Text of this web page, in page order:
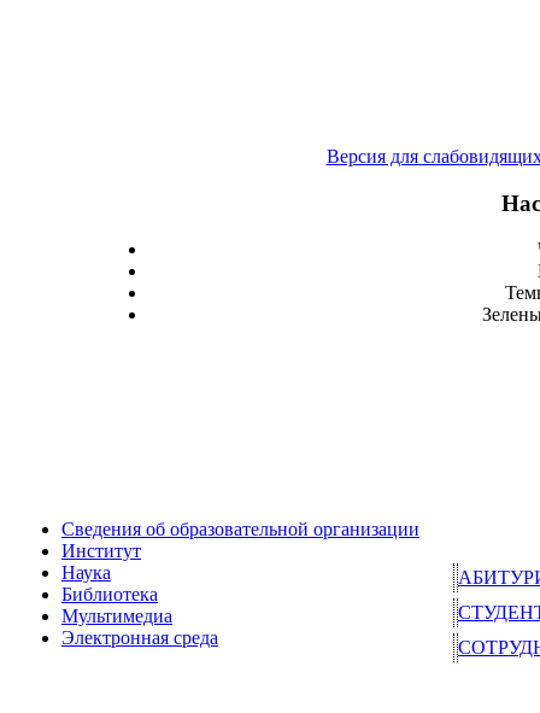
Версия для
Сведения об образовательной организации
Институт
Наука
Библиотека
Мультимедиа
Электронная среда